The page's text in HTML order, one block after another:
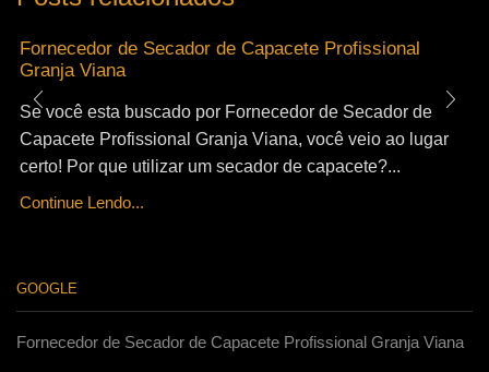
Fornecedor de Secador de Capacete Profissional
Granja Viana
Se você esta buscado por Fornecedor de Secador de
Capacete Profissional Granja Viana, você veio ao lugar
certo! Por que utilizar um secador de capacete?...
Continue Lendo...
GOOGLE
Fornecedor de Secador de Capacete Profissional Granja Viana